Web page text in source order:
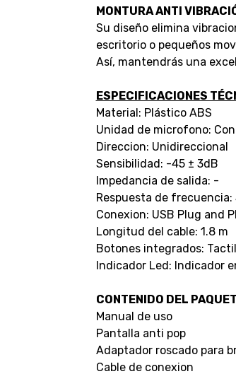
MONTURA ANTI
Su diseño elimina
escritorio o pequeños
Así, mantendrás una
ESPECIFICACIONES
Material: Plástico ABS
Unidad de microfono:
Direccion: Unidireccional
Sensibilidad: -45 ± 3dB
Impedancia de salida: -
Respuesta de
Conexion: USB Plug and
Longitud del cable: 1.8 m
Botones integrados:
Indicador Led: Indicador
CONTENIDO DEL
Manual de uso
Pantalla anti pop
Adaptador roscado para
Cable de conexion